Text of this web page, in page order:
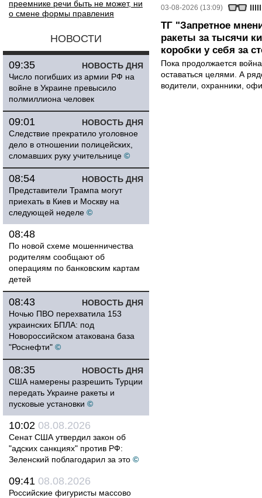
преемнике речи быть не может, ни
о смене формы правления
НОВОСТИ
НОВОСТЬ ДНЯ
09:35
Число погибших из армии РФ на
войне в Украине превысило
полмиллиона человек
НОВОСТЬ ДНЯ
09:01
Следствие прекратило уголовное
дело в отношении полицейских,
сломавших руку учительнице ©
НОВОСТЬ ДНЯ
08:54
Представители Трампа могут
приехать в Киев и Москву на
следующей неделе ©
08:48
По новой схеме мошенничества
родителям сообщают об
операциям по банковским картам
детей
НОВОСТЬ ДНЯ
08:43
Ночью ПВО перехватила 153
украинских БПЛА: под
Новороссийском атакована база
"Роснефти" ©
НОВОСТЬ ДНЯ
08:35
США намерены разрешить Турции
передать Украине ракеты и
пусковые установки ©
10:02 08.08.2026
Сенат США утвердил закон об
"адских санкциях" против РФ:
Зеленский поблагодарил за это ©
09:41 08.08.2026
Российские фигуристы массово
03-08-2026 (13:09)
ТГ "Запретное
ракеты за тысячи
коробки у себя за
Пока продолжается
оставаться целями. А
водители, охранники,